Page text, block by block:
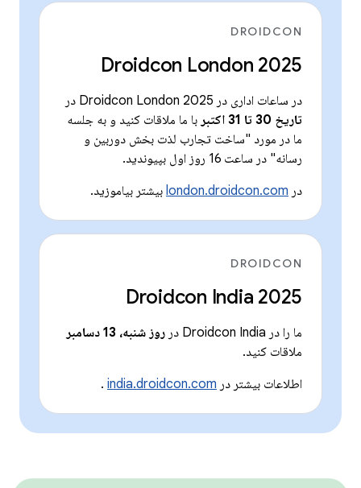
DROIDCON
Droidcon London 2025
در ساعات اداری در Droidcon London 2025 در
تاریخ 30 تا 31 اکتبر
با ما ملاقات کنید و به جلسه
ما در مورد "ساخت تجارب لذت بخش دوربین و
رسانه" در ساعت 16 روز اول بپیوندید.
در london.droidcon.com بیشتر بیاموزید.
DROIDCON
Droidcon India 2025
ما را در Droidcon India در
روز شنبه، 13 دسامبر
ملاقات کنید.
اطلاعات بیشتر در india.droidcon.com
.